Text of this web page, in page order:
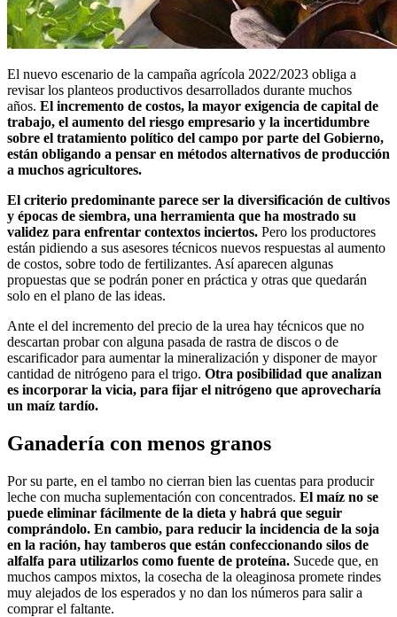
El nuevo escenario de la campaña agrícola 2022/2023 obliga a
revisar los planteos productivos desarrollados durante muchos
años. El incremento de costos, la mayor exigencia de capital de
trabajo, el aumento del riesgo empresario y la incertidumbre
sobre el tratamiento político del campo por parte del Gobierno,
están obligando a pensar en métodos alternativos de producción
a muchos agricultores.
El criterio predominante parece ser la diversificación de cultivos
y épocas de siembra, una herramienta que ha mostrado su
validez para enfrentar contextos inciertos. Pero los productores
están pidiendo a sus asesores técnicos nuevos respuestas al aumento
de costos, sobre todo de fertilizantes. Así aparecen algunas
propuestas que se podrán poner en práctica y otras que quedarán
solo en el plano de las ideas.
Ante el del incremento del precio de la urea hay técnicos que no
descartan probar con alguna pasada de rastra de discos o de
escarificador para aumentar la mineralización y disponer de mayor
cantidad de nitrógeno para el trigo. Otra posibilidad que analizan
es incorporar la vicia, para fijar el nitrógeno que aprovecharía
un maíz tardío.
Ganadería con menos granos
Por su parte, en el tambo no cierran bien las cuentas para producir
leche con mucha suplementación con concentrados. El maíz no se
puede eliminar fácilmente de la dieta y habrá que seguir
comprándolo. En cambio, para reducir la incidencia de la soja
en la ración, hay tamberos que están confeccionando silos de
alfalfa para utilizarlos como fuente de proteína. Sucede que, en
muchos campos mixtos, la cosecha de la oleaginosa promete rindes
muy alejados de los esperados y no dan los números para salir a
comprar el faltante.